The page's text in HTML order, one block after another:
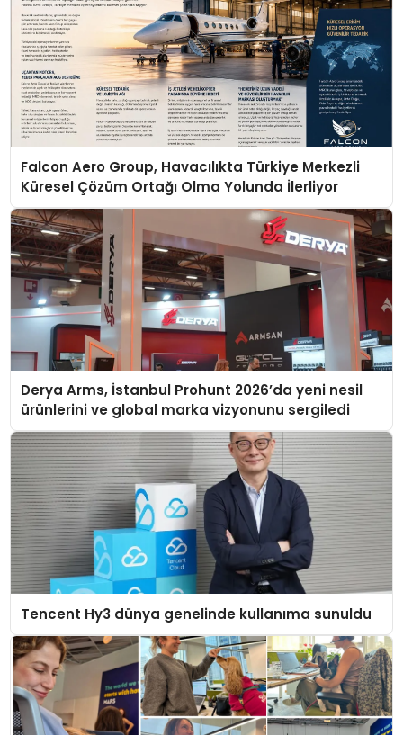
Falcon Aero Group, Havacılıkta Türkiye Merkezli
Küresel Çözüm Ortağı Olma Yolunda İlerliyor
Derya Arms, İstanbul Prohunt 2026’da yeni nesil
ürünlerini ve global marka vizyonunu sergiledi
Tencent Hy3 dünya genelinde kullanıma sunuldu